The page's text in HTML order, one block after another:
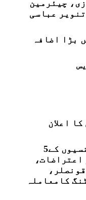
چیئرمین
عباسی
بڑا اضافہ
اعلان
انٹیلی جنس ایجنسیوں کے5
اعتراضات،
کامعاملہ